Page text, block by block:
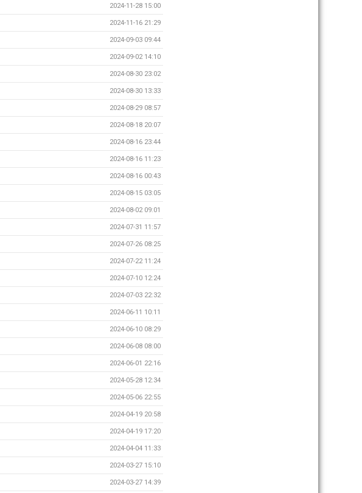
2024-11-28 15:00
2024-11-16 21:29
2024-09-03 09:44
2024-09-02 14:10
2024-08-30 23:02
2024-08-30 13:33
2024-08-29 08:57
2024-08-18 20:07
2024-08-16 23:44
2024-08-16 11:23
2024-08-16 00:43
2024-08-15 03:05
2024-08-02 09:01
2024-07-31 11:57
2024-07-26 08:25
2024-07-22 11:24
2024-07-10 12:24
2024-07-03 22:32
2024-06-11 10:11
2024-06-10 08:29
2024-06-08 08:00
2024-06-01 22:16
2024-05-28 12:34
2024-05-06 22:55
2024-04-19 20:58
2024-04-19 17:20
2024-04-04 11:33
2024-03-27 15:10
2024-03-27 14:39